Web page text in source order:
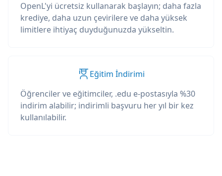
OpenL'yi ücretsiz kullanarak başlayın; daha fazla
krediye, daha uzun çevirilere ve daha yüksek
limitlere ihtiyaç duyduğunuzda yükseltin.
Eğitim İndirimi
Öğrenciler ve eğitimciler, .edu e-postasıyla %30
indirim alabilir; indirimli başvuru her yıl bir kez
kullanılabilir.